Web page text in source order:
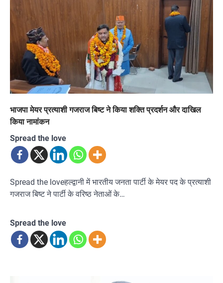
भाजपा मेयर प्रत्याशी गजराज बिष्ट ने किया शक्ति प्रदर्शन और दाखिल
किया नामांकन
Spread the love
Spread the loveहल्द्वानी में भारतीय जनता पार्टी के मेयर पद के प्रत्याशी
गजराज बिष्ट ने पार्टी के वरिष्ठ नेताओं के…
Spread the love